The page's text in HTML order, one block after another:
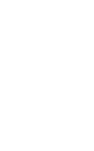
keskustassa,
ja palveluihin, kuten